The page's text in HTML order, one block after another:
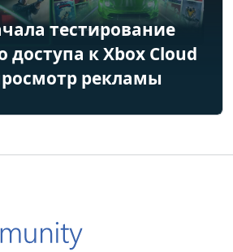
тестирование
доступа к Xbox Cloud
рекламы